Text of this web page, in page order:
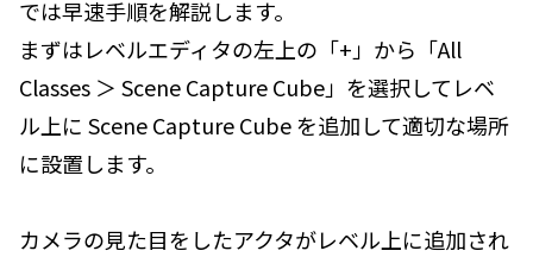
では早速手順を解説します。
まずはレベルエディタの左上の「+」から「All
Classes ＞ Scene Capture Cube」を選択してレベ
ル上に Scene Capture Cube を追加して適切な場所
に設置します。
カメラの見た目をしたアクタがレベル上に追加され